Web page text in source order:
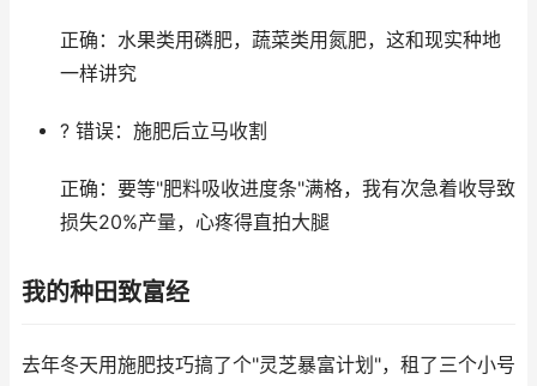
正确：水果类用磷肥，蔬菜类用氮肥，这和现实种地
一样讲究
? 错误：施肥后立马收割
正确：要等"肥料吸收进度条"满格，我有次急着收导致
损失20%产量，心疼得直拍大腿
我的种田致富经
去年冬天用施肥技巧搞了个"灵芝暴富计划"，租了三个小号